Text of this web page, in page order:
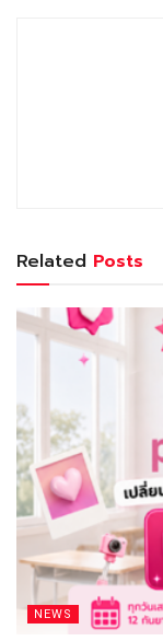
Related Posts
NEWS